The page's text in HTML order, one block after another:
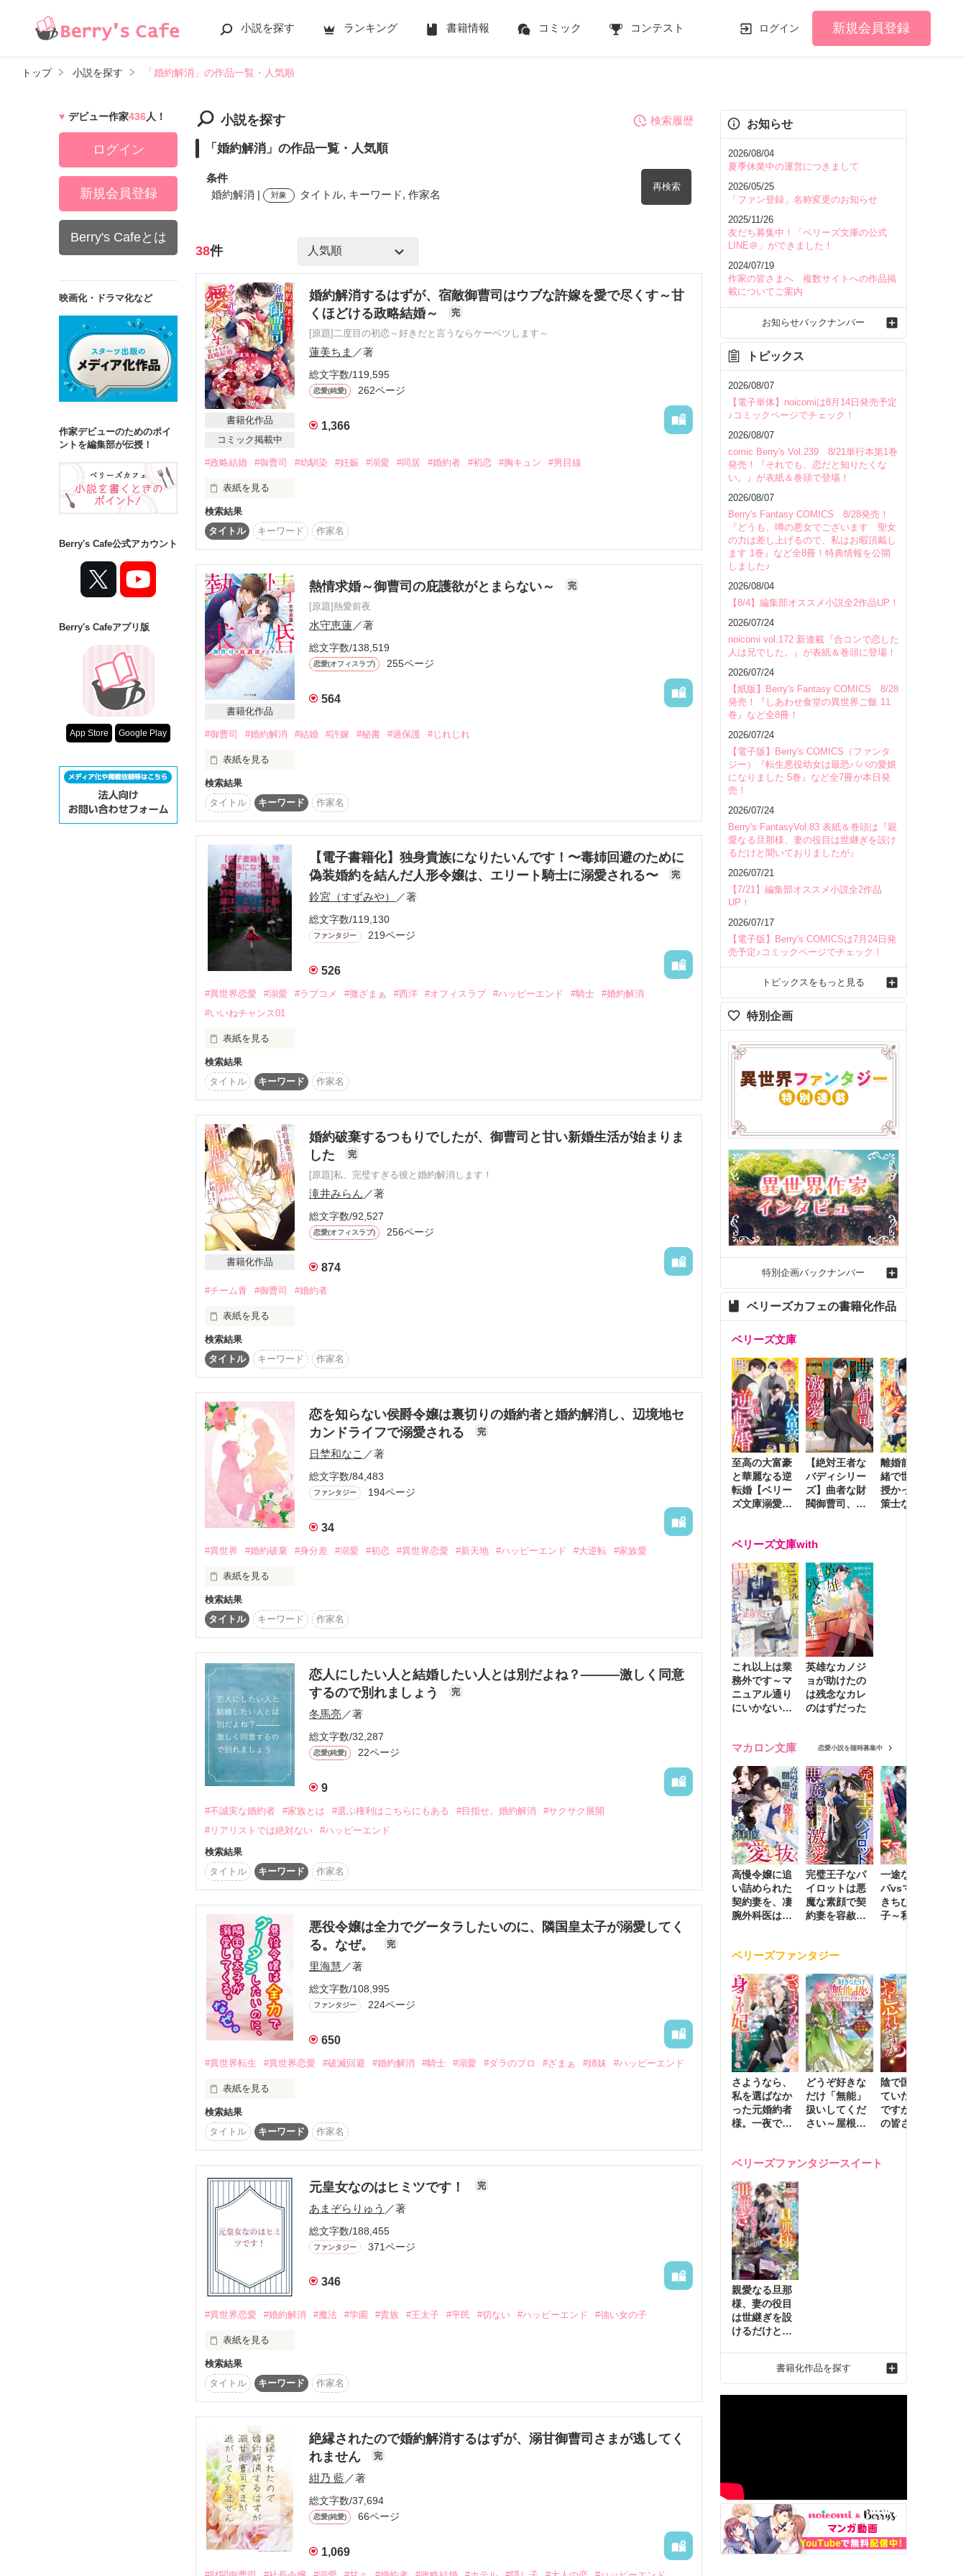
小説を探す ランキング 書籍情報 コミック コンテスト ログイン 新規会員登録
トップ 小説を探す 「婚約解消」の作品一覧・人気順
小説を探す
「婚約解消」の作品一覧・人気順
条件
婚約解消 |
対象 タイトル, キーワード, 作家名
再検索
検索ワード
を含む
詳しく検索
検索対象
タイトル
ジャンル
ステータス
全て
完結 更新中
作品の長さ
長編
中編 短編
コンテスト
超短編！フェチから始まる溺愛コンテスト
スターツ出版小説投稿サイト合同企画「1話からの長編大賞」ベリーズカフェ会場
その他の条件
動画あり
コミックあり
検索履歴
38件
書籍化作品
コミック掲載中
婚約解消するはずが、宿敵御曹司はウブな許嫁を愛で尽くす～甘
くほどける政略結婚～
完
[原題]二度目の初恋～好きだと言うならケーベツします～
蓮美ちま ／著
総文字数/119,595
恋愛(純愛) 262ページ
1,366
#政略結婚 #御曹司 #幼馴染 #妊娠 #溺愛 #同居 #婚約者 #初恋 #胸キュン #男目線
表紙を見る
☆☆☆☆☆☆☆☆☆☆
コミカライズ連載中！
☆☆☆☆☆☆☆☆☆☆
初恋の人で、世界で一番嫌いな幼なじみ
絶対に破断にしてやるって思ってたのに……
「十年も待ったんだ。今更反故にされてたまるか」
霧崎商事社長令嬢　『まんぷく保育園』保育士
霧崎 陽菜（24）
×
ASOホールディングス　御曹司
麻生 怜士（25）
「俺は子供の頃からずっと陽菜が好きだった」
そんなこと何人も彼女がいた人に言われても
とても信じられない
甘すぎる『恋人ごっこ』……？
「俺を恋愛対象として見られるかどうか試してみてほしい」
「余裕なんかない。
陽菜に好きになってほしくて必死なだけだ」
互いの誤解が解けた果てにたどり着く
初恋の行方は……？
キャラクターの持論であり
ございません。
『激情に目覚めた御曹司は～』のスピンオフです
合わせてお楽しみ頂けると嬉しいです
2022.06.22　start
2022.06.24　end
◇　◇　◇
鮭ムニエル様　／　ネッコちゃん様
さとみっち様
レビューありがとうございます！
とっても嬉しいです！
励みにさせて頂きます
検索結果
タイトル
キーワード 作家名
書籍化作品
熱情求婚～御曹司の庇護欲がとまらない～ 完
[原題]熱愛前夜
水守恵蓮／著
総文字数/138,519
恋愛(オフィスラブ) 255ページ
564
#御曹司 #婚約解消 #結婚 #許嫁 #秘書 #過保護 #じれじれ
表紙を見る
世界でも有数の大企業・穂積グループ
総領息子で社長の優月(32)
×
名ばかりの許嫁関係のまま25年
婚約を決めた横暴な祖父が亡くなり3年
綾乃は優月に婚約解消を申し入れる
『優月は他の女の人も知ってる
私には優月だけなのに不公平だわ
でもあなたは私に欲情しないでしょう？』
『俺に組み敷かれてドキッともしないのか
そこまで言うなら好きにしろ』
ところが婚約解消した途端
優月にも予想外の伏兵が綾乃に接近する
『お前が本気で愛していいのは俺だけだ』
触発された御曹司が
まさかの独占欲を露わにする――
｡.｡･.｡*ﾟ+｡｡.｡･.｡*ﾟ+｡｡.｡･.｡*ﾟ+｡｡.｡･.
2017.6.28　公開
2017.7.17　完結
検索結果
タイトル
キーワード 作家名
【電子書籍化】独身貴族になりたいんです！〜毒姉回避のために
偽装婚約を結んだ人形令嬢は、エリート騎士に溺愛される〜
完
鈴宮（すずみや） ／著
総文字数/119,130
ファンタジー 219ページ
526
#異世界恋愛 #溺愛 #ラブコメ #微ざまぁ #西洋 #オフィスラブ #ハッピーエンド #騎士
#婚約解消
#いいねチャンス01
表紙を見る
※アマゾナイトノベルズ様より2023.10.10電子書籍化されました〜！電子書籍限定の書き下ろし番外編
もあります（書籍版タイトル：毒姉回避のために偽装婚約を結んだ人形令嬢はエリート騎士に溺愛され
る）
た彼女は、はじめ侍女として働いていたものの、やがてその能力が見出され、文官として働くことに。
けれど、ラルカはある日、領地に住んでいる姉メイシュから、王宮の華である侍女に戻ること、また
早急に結婚をし、仕事自体を辞めることを命じられてしまう。
（わたくしは仕事を続けたい！　結婚なんてしたくない！　自由な生活を送りたい！）
一人思い悩んでいたラルカは、エルミラのお遣いに行った先で、侯爵令息であり王太子の近衛騎士を
務めるブラント・ソルディレンと出会う。
ひょんなことから、自身が結婚について悩んでいることを打ち明けたところ、ブラントがラルカに
『僕と婚約しよう』と提案する。
彼もまた、親族から結婚を急かされて困っているというのだ。
互いの利害が完全に一致。
二人はいずれ解消するという約束で、仮初の婚約を結ぶ。
けれど、言いつけどおりに婚約者を作ったというのに、ラルカは姉メイシュの束縛が解けきらず、き
せかえ人形のような生活を余儀なくされる。
「家においで」
そんなラルカに、ブラントが優しく手を差し伸べる。
そこから、二人の甘い偽装婚約生活が始まって――――？
※この小説は、小説家になろう様でも掲載しています。
検索結果
タイトル
キーワード 作家名
書籍化作品
婚約破棄するつもりでしたが、御曹司と甘い新婚生活が始まりま
した
完
[原題]私、完璧すぎる彼と婚約解消します！
滝井みらん ／著
総文字数/92,527
恋愛(オフィスラブ) 256ページ
874
#チーム青 #御曹司 #婚約者
表紙を見る
☆ハイスペック男子シリーズ☆
栗田瑠璃(クリタ ルリ)  22歳
×
九条玲人(クジョウ レイト)  22歳
九条ホールディングスの御曹司で副社長
私には赤ちゃんの頃から決まってた婚約者がいる。
顔も頭も良くてクールで完璧な彼。
でも、彼は私を愛していない。
だから、私は……。
2018.2.19 ー 3.5
※玲人サイドの番外編もファン限定で公開
☆みだれ髪さま、聖凪砂さま、
素敵なレビューどうもありがとうございました❤️
検索結果
タイトル
キーワード 作家名
恋を知らない侯爵令嬢は裏切りの婚約者と婚約解消し、辺境地セ
カンドライフで溺愛される
完
日埜和なこ ／著
総文字数/84,483
ファンタジー 194ページ
34
#異世界 #婚約破棄 #身分差 #溺愛 #初恋 #異世界恋愛 #新天地 #ハッピーエンド #大逆転 #家族愛
表紙を見る
始まらない恋に傷ついた心を癒すのは、
いつも側で私を見守ってくれている従者？
長年の思いを隠す従者×裏切りに傷つく侯爵令嬢
▲▽▲▽▲▽▲▽▲▽▲▽▲▽▲▽▲▽▲▽▲▽▲
ヒロイン:リリーステラ
18歳、身長156cm、赤毛ロング、青い瞳
ウォード侯爵家次女。婚約者ロスリーヴ伯爵嫡男フェリクスと上手くいっていない。趣味は読書で冒険
譚が好き。恋は結婚後に芽生えると思っている。
姉の嫁ぎ先ロスリーヴ侯爵家から学園に通っている。
ヒーロー:アルフレッド
リリーステラが3歳のときから仕える(従者になると決めたのは8歳の頃)
長年募らせた片想いを拗らせているが、有能な従者。
バークレー子爵嫡男。祖母(母方)はクラレンス辺境伯家当主。
※同タイトルの短編はシークレット公開となりました
検索結果
タイトル
キーワード 作家名
恋人にしたい人と結婚したい人とは別だよね？―――激しく同意
するので別れましょう
完
冬馬亮／著
総文字数/32,287
恋愛(純愛) 22ページ
9
#不誠実な婚約者 #家族とは #選ぶ権利はこちらにもある #目指せ、婚約解消
#サクサク展開
#リアリストでは絶対ない
#ハッピーエンド
検索結果
タイトル
キーワード 作家名
悪役令嬢は全力でグータラしたいのに、隣国皇太子が溺愛してく
る。なぜ。
完
里海慧／著
総文字数/108,995
ファンタジー 224ページ
650
#異世界転生 #異世界恋愛 #破滅回避 #婚約解消 #騎士 #溺愛 #ダラのプロ #ざまぁ #姉妹 #ハッピーエンド
表紙を見る
——やっと準備が整った
ようやく私の本懐を遂げられる
「お父様、王太子殿下との
婚約の解消を希望いたします」
「……は？　お前、いったいどうした？
どこか頭でも打ったのか？」
前世を日本人として生きた
さらに半年かけて手にした成果を
ヤケ酒した結果
湯船で寝てしまい前世を終えた
そしてなぜか妹が
好きだった小説に出てくる
悪役令嬢
ユーリエス・フランセル
公爵令嬢に転生してしまった
バッドエンド確定なので
処刑されないよう
王太子の婚約者を辞退し
隣国で事業を立ち上げ
悠々自適の暮らしを送っていた
検索結果
タイトル
キーワード 作家名
元皇女なのはヒミツです！ 完
あまぞらりゅう ／著
総文字数/188,455
ファンタジー 371ページ
346
#異世界恋愛 #婚約解消 #魔法 #学園 #貴族 #王太子 #平民 #切ない #ハッピーエンド #強い女の子
表紙を見る
お会いしたことのない方との手紙の交換だけで相手を好きになるなんて、おかしいでしょうか？
アレクサンドル帝国の皇女エカチェリーナはまだ顔も見たことのない婚約者の王太子フレデリックと
ナ」として生きて行かなければいけなくなった。
そしてリナは平民の身分になって、やっとフレデリックと巡り合うが……。
★他サイト様にも投稿しています！
検索結果
タイトル
キーワード 作家名
絶縁されたので婚約解消するはずが、溺甘御曹司さまが逃してく
れません
完
紺乃 藍／著
総文字数/37,694
恋愛(純愛) 66ページ
1,069
デビュー作家436人！
ログイン
新規会員登録
Berry's Cafeとは
映画化・ドラマ化など
作家デビューのためのポイ
ントを編集部が伝授！
Berry's Cafe公式アカウント
Berry's Cafeアプリ版
App Store Google Play
お知らせ
2026/08/04
夏季休業中の運営につきまして
2026/05/25
「ファン登録」名称変更のお知らせ
2025/11/26
友だち募集中！「ベリーズ文庫の公式
LINE＠」ができました！
2024/07/19
作家の皆さまへ 複数サイトへの作品掲
載についてご案内
お知らせバックナンバー
トピックス
2026/08/07
【電子単体】noicomiは8月14日発売予定
♪コミックページでチェック！
2026/08/07
comic Berry's Vol.239 8/21単行本第1巻
発売！『それでも、恋だと知りたくな
い。』が表紙＆巻頭で登場！
2026/08/07
Berry's Fantasy COMICS 8/28発売！
『どうも、噂の悪女でございます 聖女
の力は差し上げるので、私はお暇頂戴し
ます 1巻』など全8冊！特典情報を公開
しました♪
2026/08/04
【8/4】編集部オススメ小説全2作品UP！
2026/07/24
noicomi vol.172 新連載『合コンで恋した
人は兄でした。』が表紙＆巻頭に登場！
2026/07/24
【紙版】Berry's Fantasy COMICS 8/28
発売！『しあわせ食堂の異世界ご飯 11
巻』など全8冊！
2026/07/24
【電子版】Berry's COMICS（ファンタ
ジー）『転生悪役幼女は最恐パパの愛娘
になりました 5巻』など全7冊が本日発
売！
2026/07/24
Berry's FantasyVol.83 表紙＆巻頭は『親
愛なる旦那様、妻の役目は世継ぎを設け
るだけと聞いておりましたが』
2026/07/21
【7/21】編集部オススメ小説全2作品
UP！
2026/07/17
【電子版】Berry's COMICSは7月24日発
売予定♪コミックページでチェック！
トピックスをもっと見る
特別企画
特別企画バックナンバー
ベリーズカフェの書籍化作品
ベリーズ文庫
至高の大富豪
と華麗なる逆
転婚【ベリー
ズ文庫溺愛ア
【絶対王者な
バディシリー
ズ】曲者な財
閥御曹司、笑
激烈愛で貫く
離婚前夜に内
緒で世継ぎを
授かったら～
策士な御曹司
ベリーズ文庫with
これ以上は業
務外です～マ
ニュアル通り
にいかない彼
英雄なカノジ
ョが助けたの
は残念なカレ
のはずだった
マカロン文庫 恋愛小説を随時募集中
高慢令嬢に追
い詰められた
契約妻を、凄
腕外科医はこ
完璧王子なパ
イロットは悪
魔な素顔で契
約妻を容赦な
一途な社長パ
パvsママ大好
きちびっこ息
子～私を捨て
ベリーズファンタジー
さようなら、
私を選ばなか
った元婚約者
様。一夜で大
ました２
どうぞ好きな
だけ「無能」
扱いしてくだ
さい～屋根裏
動かす万能令
陰で国を支え
ていたのは私
ですが、王家
の皆さんお忘
れ才女の辺境
ベリーズファンタジースイート
親愛なる旦那
様、妻の役目
は世継ぎを設
けるだけと聞
れ才女の幸せ
な結婚～2
書籍化作品を探す